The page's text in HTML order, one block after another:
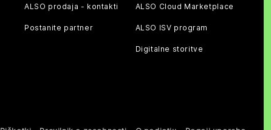
ALSO prodaja - kontakti
Postanite partner
ALSO Cloud Marketplace
ALSO ISV program
Digitalne storitve